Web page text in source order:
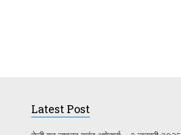
Latest Post